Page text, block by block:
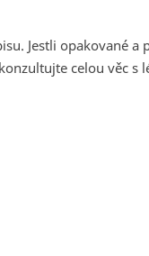
Jestli opakované a
celou věc s